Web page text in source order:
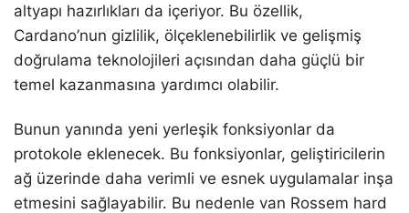
altyapı hazırlıkları da içeriyor. Bu özellik,
Cardano’nun gizlilik, ölçeklenebilirlik ve gelişmiş
doğrulama teknolojileri açısından daha güçlü bir
temel kazanmasına yardımcı olabilir.
Bunun yanında yeni yerleşik fonksiyonlar da
protokole eklenecek. Bu fonksiyonlar, geliştiricilerin
ağ üzerinde daha verimli ve esnek uygulamalar inşa
etmesini sağlayabilir. Bu nedenle van Rossem hard